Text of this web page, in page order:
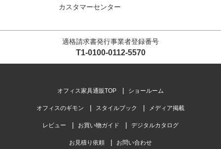
カスタマーセンター
適格請求書発行事業者登録番号
T1-0100-0112-5570
オフィス家具通販TOP ショールーム
オフィスのギモン スタイルブック メディア掲載
レビュー お買い物ガイド デジタルカタログ
お見積り依頼 お問い合わせ